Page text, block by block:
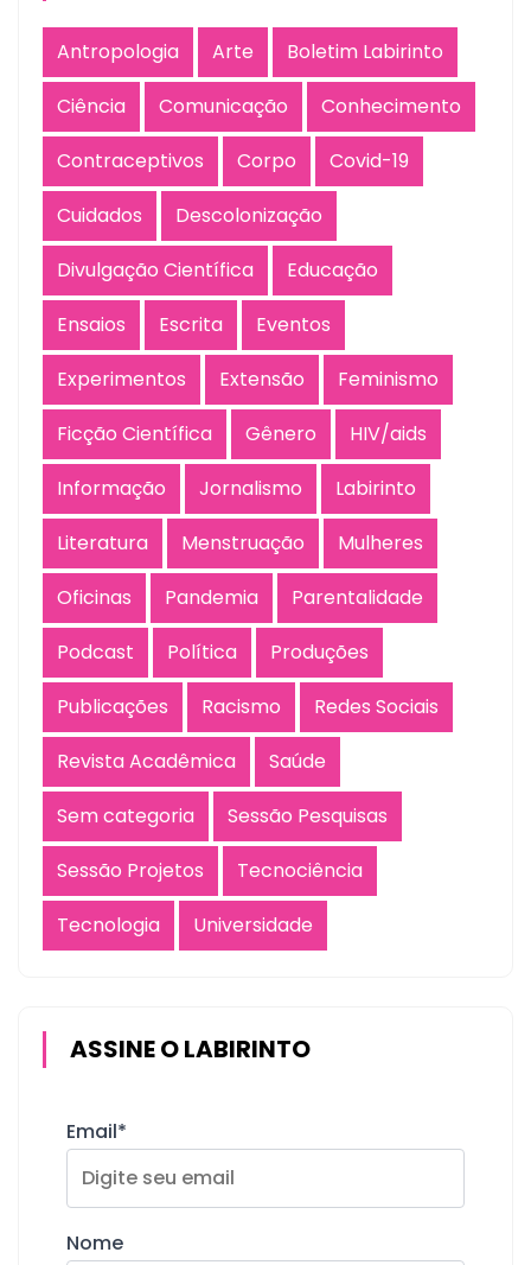
Antropologia Arte
Boletim Labirinto
Ciência
Comunicação
Conhecimento
Contraceptivos
Corpo
Covid-19
Cuidados
Descolonização
Divulgação Científica
Educação
Ensaios
Escrita
Eventos
Experimentos
Extensão
Feminismo
Ficção Científica
Gênero
HIV/aids
Informação
Jornalismo
Labirinto
Literatura
Menstruação
Mulheres
Oficinas
Pandemia
Parentalidade
Podcast
Política
Produções
Publicações
Racismo
Redes Sociais
Revista Acadêmica
Saúde
Sem categoria
Sessão Pesquisas
Sessão Projetos
Tecnociência
Tecnologia
Universidade
ASSINE O LABIRINTO
Email*
Nome